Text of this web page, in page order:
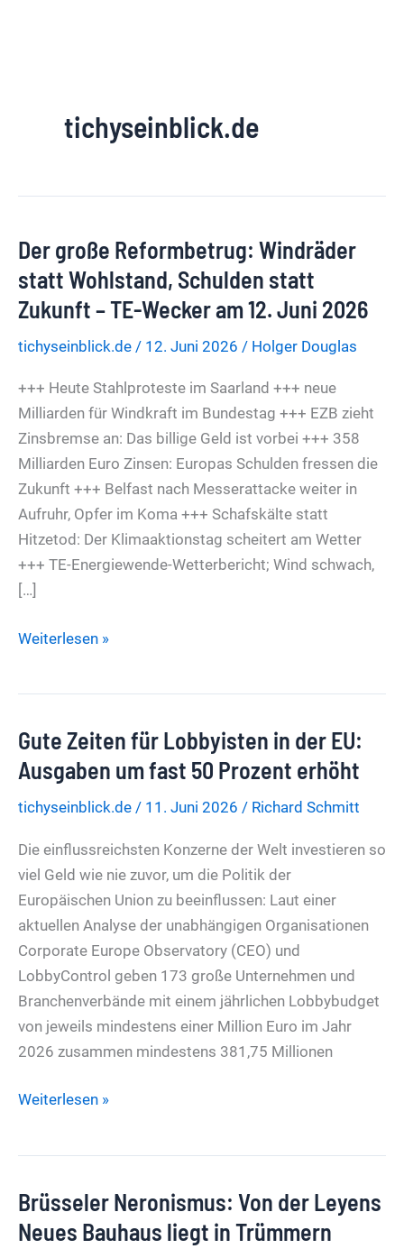
tichyseinblick.de
Der große Reformbetrug: Windräder
statt Wohlstand, Schulden statt
Zukunft – TE-Wecker am 12. Juni 2026
tichyseinblick.de / 12. Juni 2026 / Holger Douglas
+++ Heute Stahlproteste im Saarland +++ neue
Milliarden für Windkraft im Bundestag +++ EZB zieht
Zinsbremse an: Das billige Geld ist vorbei +++ 358
Milliarden Euro Zinsen: Europas Schulden fressen die
Zukunft +++ Belfast nach Messerattacke weiter in
Aufruhr, Opfer im Koma +++ Schafskälte statt
Hitzetod: Der Klimaaktionstag scheitert am Wetter
+++ TE-Energiewende-Wetterbericht; Wind schwach,
[…]
Der
statt
Wohlstand,
Schulden
statt
Zukunft
–
Wecker
12.
2026
Weiterlesen »
Gute Zeiten für Lobbyisten in der EU:
Ausgaben um fast 50 Prozent erhöht
tichyseinblick.de / 11. Juni 2026 / Richard Schmitt
Die einflussreichsten Konzerne der Welt investieren so
viel Geld wie nie zuvor, um die Politik der
Europäischen Union zu beeinflussen: Laut einer
aktuellen Analyse der unabhängigen Organisationen
Corporate Europe Observatory (CEO) und
LobbyControl geben 173 große Unternehmen und
Branchenverbände mit einem jährlichen Lobbybudget
von jeweils mindestens einer Million Euro im Jahr
2026 zusammen mindestens 381,75 Millionen
Gute
in
der
Weiterlesen »
Brüsseler Neronismus: Von der Leyens
Neues Bauhaus liegt in Trümmern